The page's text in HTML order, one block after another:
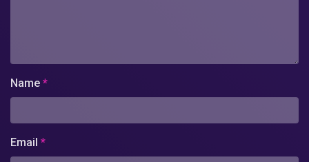
Name *
Email *